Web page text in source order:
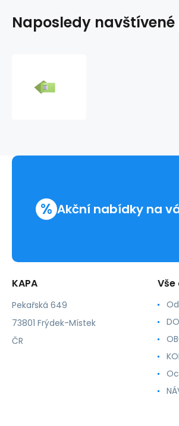
Naposledy
1ks
% Akční nabídky na
KAPA
Pekařská 649
73801 Frýdek-Místek
ČR
Vše